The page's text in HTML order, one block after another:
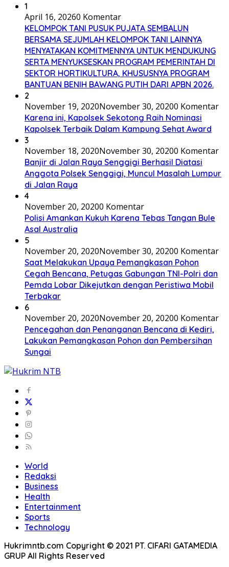
1
April 16, 20260 Komentar
KELOMPOK TANI PUSUK PUJATA SEMBALUN
BERSAMA SEJUMLAH KELOMPOK TANI LAINNYA
MENYATAKAN KOMITMENNYA UNTUK MENDUKUNG
SERTA MENYUKSESKAN PROGRAM PEMERINTAH DI
SEKTOR HORTIKULTURA, KHUSUSNYA PROGRAM
BANTUAN BENIH BAWANG PUTIH DARI APBN 2026.
2
November 19, 2020November 30, 20200 Komentar
Karena ini, Kapolsek Sekotong Raih Nominasi
Kapolsek Terbaik Dalam Kampung Sehat Award
3
November 18, 2020November 30, 20200 Komentar
Banjir di Jalan Raya Senggigi Berhasil Diatasi
Anggota Polsek Senggigi, Muncul Masalah Lumpur
di Jalan Raya
4
November 20, 20200 Komentar
Polisi Amankan Kukuh Karena Tebas Tangan Bule
Asal Australia
5
November 20, 2020November 30, 20200 Komentar
Saat Melakukan Upaya Pemangkasan Pohon
Cegah Bencana, Petugas Gabungan TNI-Polri dan
Pemda Lobar Dikejutkan dengan Peristiwa Mobil
Terbakar
6
November 20, 2020November 20, 20200 Komentar
Pencegahan dan Penanganan Bencana di Kediri,
Lakukan Pemangkasan Pohon dan Pembersihan
Sungai
World
Redaksi
Business
Health
Entertainment
Sports
Technology
Hukrimntb.com Copyright © 2021 PT. CIFARI GATAMEDIA
GRUP All Rights Reserved